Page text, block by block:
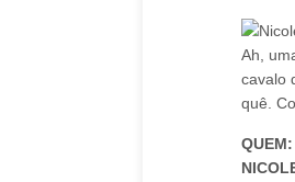
Ah,
cavalo
quê.